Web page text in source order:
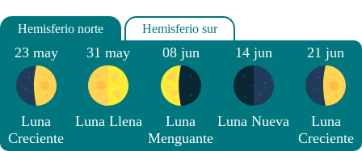
23 may
Luna
Creciente
31 may
Luna Llena
08 jun
Luna
Menguante
14 jun
Luna Nueva
21 jun
Luna
Creciente